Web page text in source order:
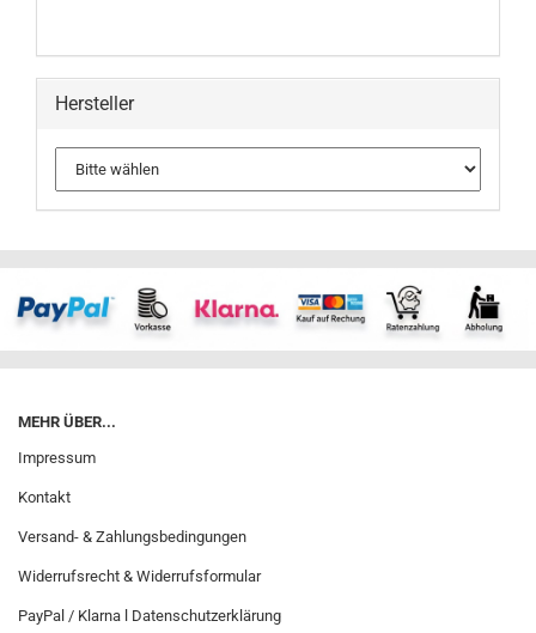
Hersteller
MEHR ÜBER...
Impressum
Kontakt
Versand- & Zahlungsbedingungen
Widerrufsrecht & Widerrufsformular
PayPal / Klarna l Datenschutzerklärung